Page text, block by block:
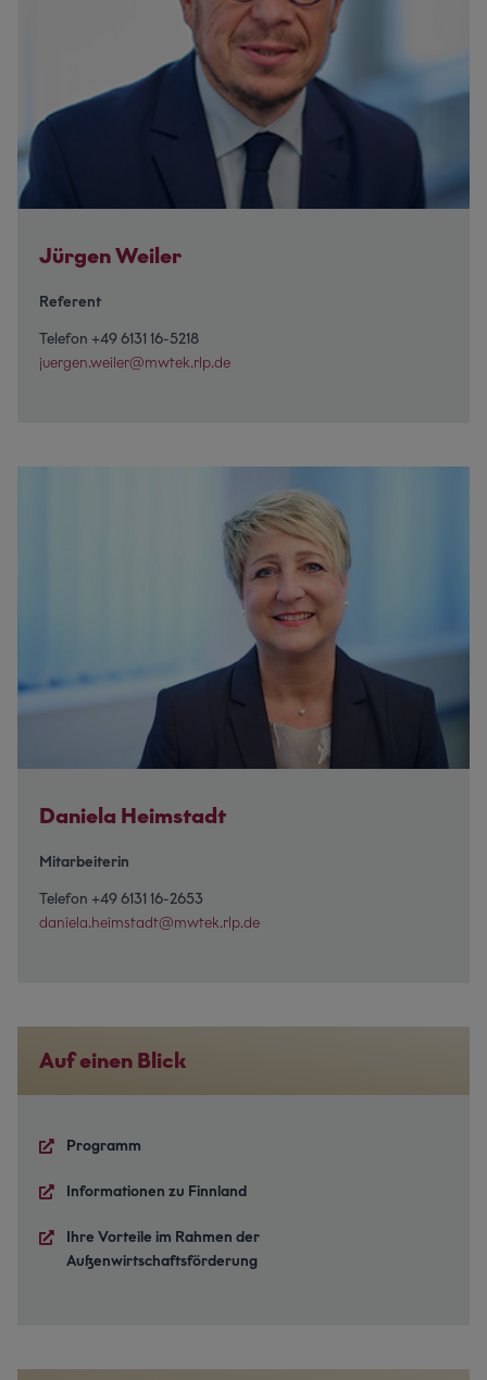
Jürgen Weiler
Referent
Telefon +49 6131 16-5218
juergen.weiler@mwtek.rlp.de
Daniela Heimstadt
Mitarbeiterin
Telefon +49 6131 16-2653
daniela.heimstadt@mwtek.rlp.de
Auf einen Blick
Programm
Informationen zu Finnland
Ihre Vorteile im Rahmen der
Außenwirtschaftsförderung